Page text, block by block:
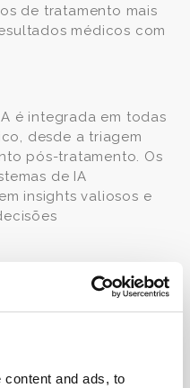
and ads, to
de tratamento mais
médicos com
é integrada em todas
desde a triagem
pós-tratamento. Os
de IA
insights valiosos e
acelerando a
e terapias. Ao
podem identificar